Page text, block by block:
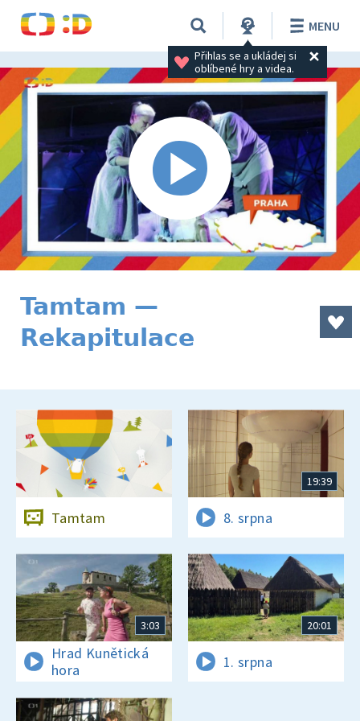
Přihlas se a ukládej si
oblíbené hry a videa.
MENU
Tamtam —
Rekapitulace
Tamtam
19:39
8. srpna
3:03
Hrad Kunětická
hora
20:01
1. srpna